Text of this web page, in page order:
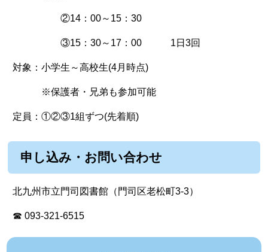
②14：00～15：30
③15：30～17：00 1日3回
対象：小学生～高校生(4月時点)
※保護者・兄弟も参加可能
定員：①②③1組ずつ(先着順)
申し込み・お問い合わせ
北九州市立門司図書館（門司区老松町3-3）
☎ 093-321-6515